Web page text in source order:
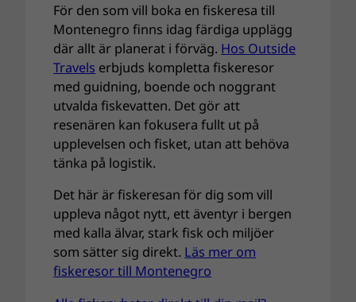
För den som vill boka en fiskeresa till
Montenegro finns idag färdiga upplägg
där allt är planerat i förväg. Hos Outside
Travels erbjuds kompletta fiskeresor
med guidning, boende och noggrant
utvalda fiskevatten. Det gör att
resenären kan fokusera fullt ut på
upplevelsen och fisket, utan att behöva
tänka på logistik.
Det här är fiskeresan för dig som vill
uppleva något nytt, ett äventyr i bergen
med kalla älvar, stark fisk och miljöer
som sätter sig direkt. Läs mer om
fiskeresor till Montenegro